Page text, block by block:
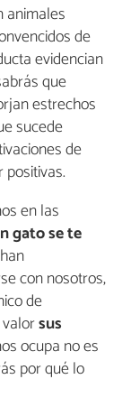
animales
de
evidencian
que
estrechos
sucede
de
en las
gato se te
con nosotros,
de
sus
ocupa no es
por qué lo